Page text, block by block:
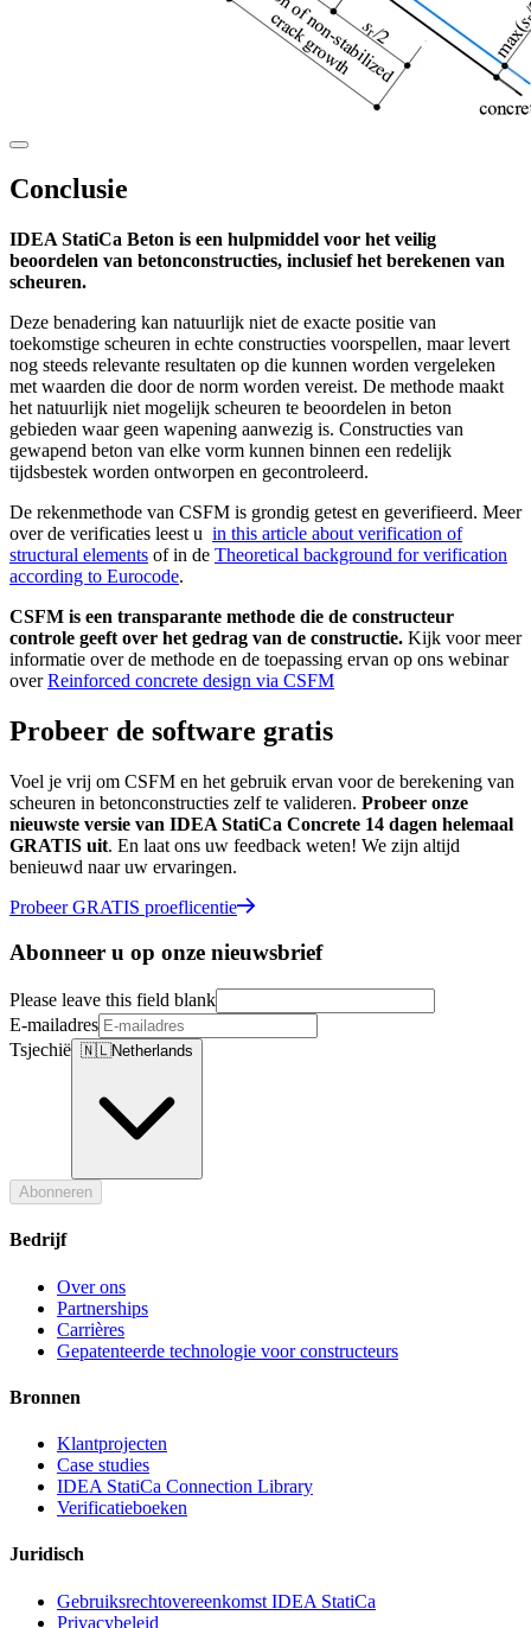
Conclusie
IDEA StatiCa Beton is een hulpmiddel voor het veilig
beoordelen van betonconstructies, inclusief het berekenen van
scheuren.
Deze benadering kan natuurlijk niet de exacte positie van
toekomstige scheuren in echte constructies voorspellen, maar levert
nog steeds relevante resultaten op die kunnen worden vergeleken
met waarden die door de norm worden vereist. De methode maakt
het natuurlijk niet mogelijk scheuren te beoordelen in beton
gebieden waar geen wapening aanwezig is. Constructies van
gewapend beton van elke vorm kunnen binnen een redelijk
tijdsbestek worden ontworpen en gecontroleerd.
De rekenmethode van CSFM is grondig getest en geverifieerd. Meer
over de verificaties leest u in this article about verification of
structural elements of in de Theoretical background for verification
according to Eurocode.
CSFM is een transparante methode die de constructeur
controle geeft over het gedrag van de constructie. Kijk voor meer
informatie over de methode en de toepassing ervan op ons webinar
overReinforced concrete design via CSFM
Probeer de software gratis
Voel je vrij om CSFM en het gebruik ervan voor de berekening van
scheuren in betonconstructies zelf te valideren. Probeer onze
nieuwste versie van IDEA StatiCa Concrete 14 dagen helemaal
GRATIS uit. En laat ons uw feedback weten! We zijn altijd
benieuwd naar uw ervaringen.
Probeer GRATIS proeflicentie
Abonneer u op onze nieuwsbrief
Please leave this field blank
E-mailadres
Tsjechië 🇳🇱Netherlands
Abonneren
Bedrijf
Over ons
Partnerships
Carrières
Gepatenteerde technologie voor constructeurs
Bronnen
Klantprojecten
Case studies
IDEA StatiCa Connection Library
Verificatieboeken
Juridisch
Gebruiksrechtovereenkomst IDEA StatiCa
Privacybeleid